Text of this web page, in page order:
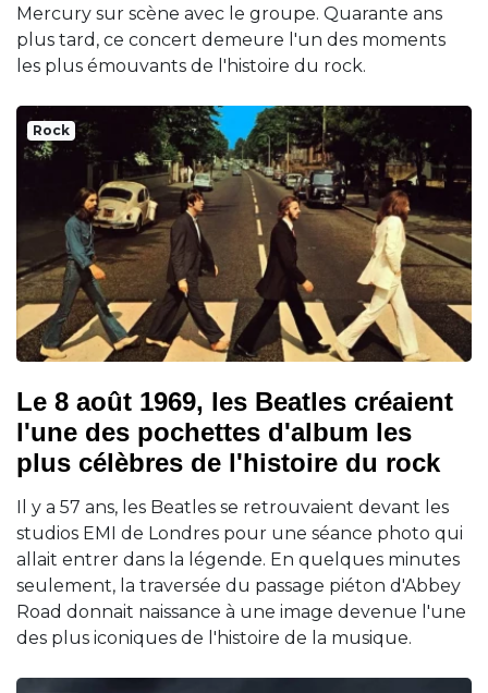
Mercury sur scène avec le groupe. Quarante ans
plus tard, ce concert demeure l'un des moments
les plus émouvants de l'histoire du rock.
Rock
Le 8 août 1969, les Beatles créaient
l'une des pochettes d'album les
plus célèbres de l'histoire du rock
Il y a 57 ans, les Beatles se retrouvaient devant les
studios EMI de Londres pour une séance photo qui
allait entrer dans la légende. En quelques minutes
seulement, la traversée du passage piéton d'Abbey
Road donnait naissance à une image devenue l'une
des plus iconiques de l'histoire de la musique.